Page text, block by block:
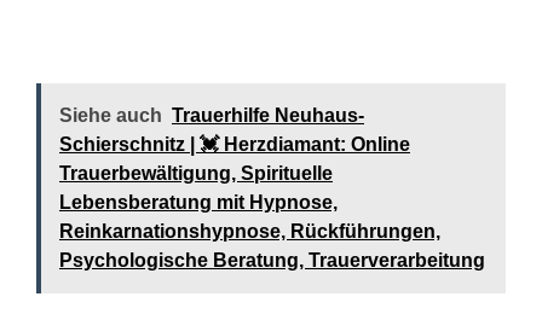
Siehe auch Trauerhilfe Neuhaus-
Schierschnitz | 💓️️ Herzdiamant: Online
Trauerbewältigung, Spirituelle
Lebensberatung mit Hypnose,
Reinkarnationshypnose, Rückführungen,
Psychologische Beratung, Trauerverarbeitung